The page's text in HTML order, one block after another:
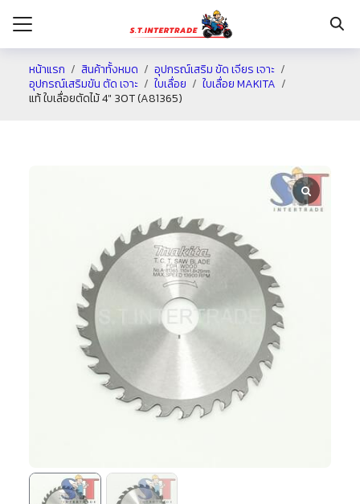
หน้าแรก สินค้าทั้งหมด
อุปกรณ์เสริม ขัด เจียร เจาะ
อุปกรณ์เสริมขัน ตัด เจาะ
ใบเลื่อย
ใบเลื่อย MAKITA
แท้ ใบเลื่อยตัดไม้ 4″ 30T (A81365)